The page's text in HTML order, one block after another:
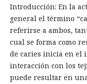
Introducción: En la
general el término
referirse a ambos,
cual se forma como
de caries inicia en el
interacción con los
puede resultar en